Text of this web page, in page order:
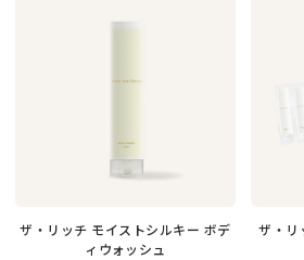
ザ・リッチ モイストシルキー ボデ
ィウォッシュ
ザ・リ